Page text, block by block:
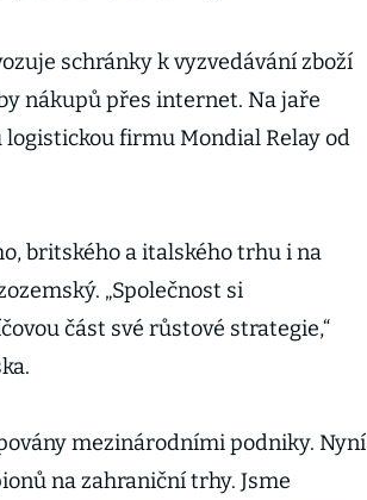
schránky k vyzvedávání zboží
nákupů přes internet. Na jaře
firmu Mondial Relay od
britského a italského trhu i na
„Společnost si
část své růstové strategie,“
mezinárodními podniky. Nyní
na zahraniční trhy. Jsme